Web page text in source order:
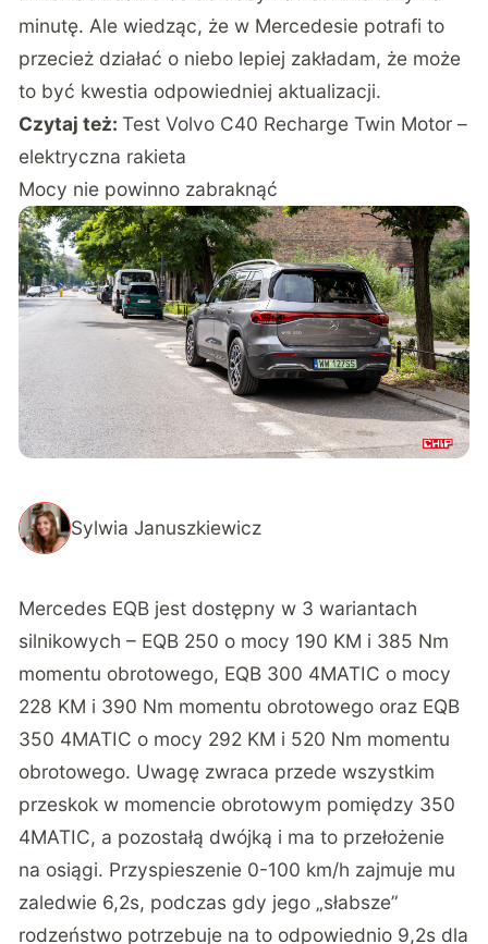
rzeczywistością,jak choćby w modelu EQA. Tutaj
nie było ani rozszerzonej rzeczywistości, ani też…
dobrego działania. Nawigacja lubiła się zgubić i
zmieniać zdanie co do trasy nawet kilka razy na
minutę. Ale wiedząc, że w Mercedesie potrafi to
przecież działać o niebo lepiej zakładam, że może
to być kwestia odpowiedniej aktualizacji.
Czytaj też:Test Volvo C40 Recharge Twin Motor –
elektryczna rakieta
Mocy nie powinno zabraknąć
Sylwia Januszkiewicz
Mercedes EQB jest dostępny w 3 wariantach
silnikowych – EQB 250 o mocy 190 KM i 385 Nm
momentu obrotowego, EQB 300 4MATIC o mocy
228 KM i 390 Nm momentu obrotowego oraz EQB
350 4MATIC o mocy 292 KM i 520 Nm momentu
obrotowego. Uwagę zwraca przede wszystkim
przeskok w momencie obrotowym pomiędzy 350